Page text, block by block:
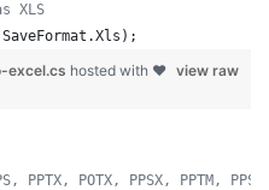
XLS
SaveFormat .Xls ) ;
view raw
excel.cs hosted with ❤
PPTX, POTX, PPSX, PPTM,